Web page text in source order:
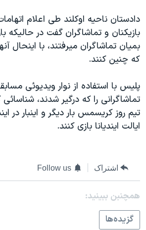
نرگس محمدی برنده جایزه نوبل صلح
همایش محافظه‌کاران آمریکا «سی‌پک»
صفحه‌های ویژه
سفر پرزیدنت ترامپ به چین
دادستان ناحيه اوکلند طی اعلام
بازيکنان و تماشاگران گفت در حاليکه
بميان تماشاگران ميرفتند، با اينحال
که چنين کنند.
پليس با استفاده از نوار ويديوئی
تماشاگرانی را که درگير شدند،
تيم روز کريسمس بار ديگر و اينبار در
ايالت اينديانا بازی کنند.
اشتراک Follow us
همچنبن ببینید:
گزيده‌ها